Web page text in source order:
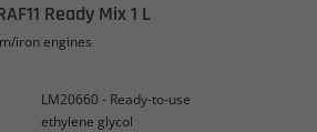
Ready Mix 1 L
iron engines
LM20660 - Ready-to-use
ethylene glycol